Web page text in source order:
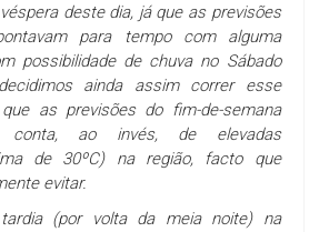
deste dia, já que as previsões
para tempo com alguma
possibilidade de chuva no Sábado
ainda assim correr esse
as previsões do fim-de-semana
conta, ao invés, de elevadas
de 30ºC) na região, facto que
evitar.
(por volta da meia noite) na